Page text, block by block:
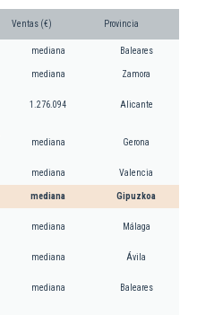
Ventas (€) Provincia
mediana Baleares
mediana Zamora
1.276.094 Alicante
mediana Gerona
mediana Valencia
mediana Gipuzkoa
mediana Málaga
mediana Ávila
mediana Baleares